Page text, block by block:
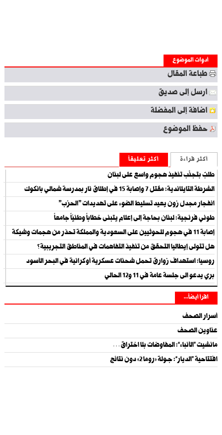
أدوات الموضوع
طباعة المقال
ارسل إلى صديق
اضافة إلى المفضلة
حفظ الموضوع
أكثر قراءة أكثر تعليقاً
طلبٌ بتجنّب تنفيذ هجوم واسع على لبنان
الشرطة التايلاندية: مقتل 7 وإصابة 15 في إطلاق نار بمدرسة شمالي بانكوك
انفجار مجدل زون يعيد تسليط الضوء على تهديدات "الحزب"
طوني فرنجية: لبنان بحاجة إلى إعلام يتبنى خطاباً وطنيّاً جامعاً
إصابة 11 في هجوم للحوثيين على السعودية والمملكة تحذر من هجمات وشيكة
هل تتولى إيطاليا التحقق من تنفيذ التفاهمات في المناطق التجريبية؟
روسيا: استهداف زوارق تحمل شحنات عسكرية أوكرانية في البحر الأسود
بري يدعو الى جلسة عامة في 11 و12 الحالي
اقرأ أيضاً...
أسرار الصحف
عناوين الصحف
مانشيت “الأنباء”: المفاوضات بلا اختراق…
افتتاحية “الديار”: جــولة «روما 2» دون نتائج